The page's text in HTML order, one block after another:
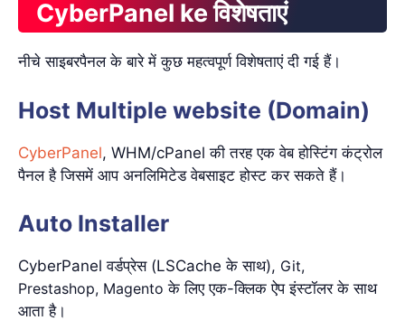
CyberPanel ke विशेषताएं
नीचे साइबरपैनल के बारे में कुछ महत्वपूर्ण विशेषताएं दी गई हैं।
Host Multiple website (Domain)
CyberPanel, WHM/cPanel की तरह एक वेब होस्टिंग कंट्रोल
पैनल है जिसमें आप अनलिमिटेड वेबसाइट होस्ट कर सकते हैं।
Auto Installer
CyberPanel वर्डप्रेस (LSCache के साथ), Git,
Prestashop, Magento के लिए एक-क्लिक ऐप इंस्टॉलर के साथ
आता है।